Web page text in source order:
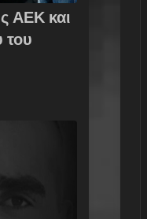
ΑΕΚ και
του